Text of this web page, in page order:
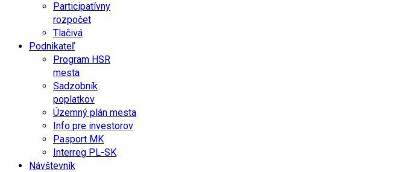
Participatívny
rozpočet
Tlačivá
Podnikateľ
Program HSR
mesta
Sadzobník
poplatkov
Územný plán mesta
Info pre investorov
Pasport MK
Interreg PL-SK
Návštevník